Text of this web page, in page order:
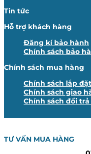
Tin tức
Hỗ trợ khách hàng
Đăng kí bảo hành
Chính sách bảo
Chính sách mua hàng
Chính sách lắp đặt
Chính sách giao
Chính sách đổi
TƯ VẤN MUA HÀNG